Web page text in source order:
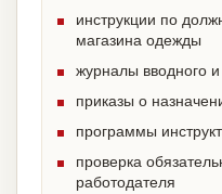
инструкции по
магазина одежды
журналы вводного и
приказы о
программы
проверка
работодателя